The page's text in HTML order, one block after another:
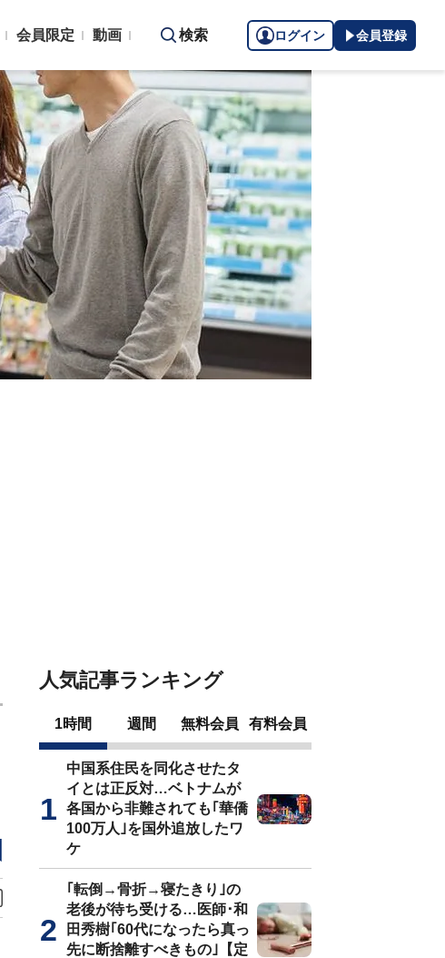
会員限定 動画 検索 ログイン 会員登録
人気記事ランキング
1時間 週間 無料会員 有料会員
中国系住民を同化させたタ
イとは正反対…ベトナムが
各国から非難されても｢華僑
100万人｣を国外追放したワ
ケ
｢転倒→骨折→寝たきり｣の
老後が待ち受ける…医師･和
田秀樹｢60代になったら真っ
先に断捨離すべきもの｣【定